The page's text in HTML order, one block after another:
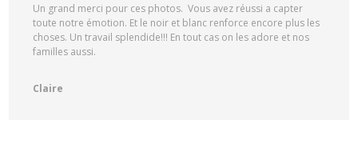
Un grand merci pour ces photos. Vous avez réussi a capter
toute notre émotion. Et le noir et blanc renforce encore plus les
choses. Un travail splendide!!! En tout cas on les adore et nos
familles aussi.
Claire